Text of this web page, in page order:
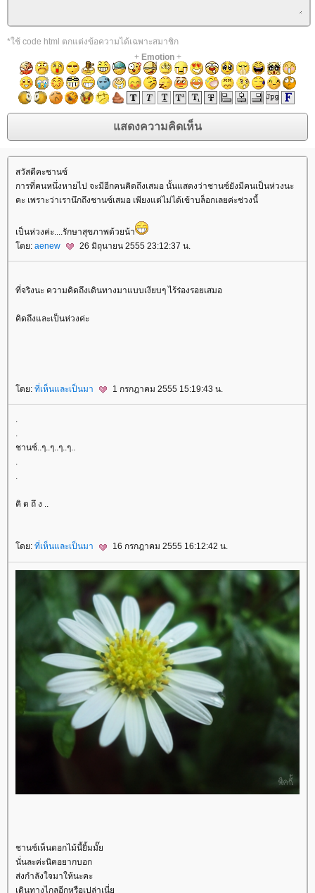
*ใช้ code html ตกแต่งข้อความได้เฉพาะสมาชิก
+ Emotion+
สวัสดีคะชานซ์
การที่คนหนึ่งหายไป จะมีอีกคนคิดถึงเสมอ นั้นแสดงว่าชานซ์ยังมีคนเป็นห่วงนะ
คะ เพราะว่าเรานึกถึงชานซ์เสมอ เพียงแต่ไม่ได้เข้าบล็อกเลยค่ะช่วงนี้
เป็นห่วงค่ะ....รักษาสุขภาพด้วยน้า
ดย: aenew 26 มิถุนายน 2555 23:12:37 น.
ที่จริงนะ ความคิดถึงเดินทางมาแบบเงียบๆ ไร้ร่องรอยเสมอ
คิดถึงและเป็นห่วงค่ะ
ดย: ที่เห็นและเป็นมา 1 กรกฎาคม 2555 15:19:43 น.
.
.
ชานซ์..ๆ..ๆ..ๆ..ๆ..
.
.
คิ ด ถึ ง ..
ดย: ที่เห็นและเป็นมา 16 กรกฎาคม 2555 16:12:42 น.
ชานซ์เห็นดอกไม้นี้ยิ้มมั๊
นั่นละค่ะนิคอยากบอก
ส่งกำลังใจมาให้นะคะ
เดินทางไกลอีกหรือเปล่าเนี่